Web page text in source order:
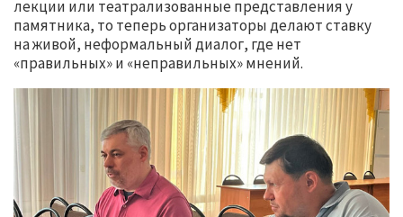
лекции или театрализованные представления у
памятника, то теперь организаторы делают ставку
на живой, неформальный диалог, где нет
«правильных» и «неправильных» мнений.